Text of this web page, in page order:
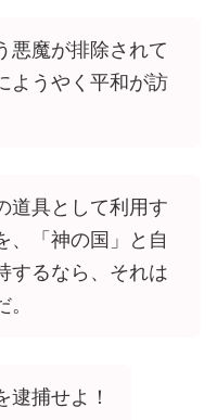
悪魔が排除されて
ようやく平和が訪
道具として利用す
、「神の国」と自
するなら、それは
逮捕せよ！